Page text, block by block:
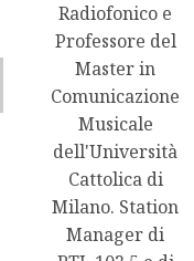
Radiofonico e
Professore del
Master in
Comunicazione
Musicale
dell'Università
Cattolica di
Milano. Station
Manager di